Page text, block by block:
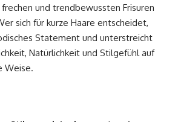
und trendbewussten Frisuren
sich für kurze Haare entscheidet,
Statement und unterstreicht
Natürlichkeit und Stilgefühl auf
Weise.